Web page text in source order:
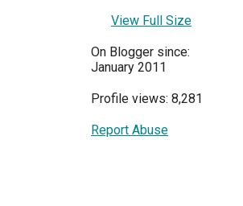
View Full Size
On Blogger since:
January 2011
Profile views: 8,281
Report Abuse